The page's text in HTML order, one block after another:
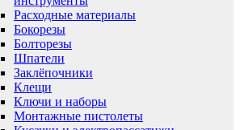
Расходные материалы
Бокорезы
Болторезы
Шпатели
Заклёпочники
Клещи
Ключи и наборы
Монтажные пистолеты